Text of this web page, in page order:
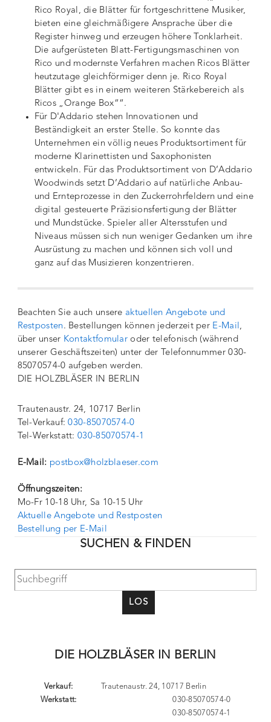
Rico Royal, die Blätter für fortgeschrittene Musiker,
bieten eine gleichmäßigere Ansprache über die
Register hinweg und erzeugen höhere Tonklarheit.
Die aufgerüsteten Blatt-Fertigungsmaschinen von
Rico und modernste Verfahren machen Ricos Blätter
heutzutage gleichförmiger denn je. Rico Royal
Blätter gibt es in einem weiteren Stärkebereich als
Ricos „Orange Box““.
Für D'Addario stehen Innovationen und
Beständigkeit an erster Stelle. So konnte das
Unternehmen ein völlig neues Produktsortiment für
moderne Klarinettisten und Saxophonisten
entwickeln. Für das Produktsortiment von D’Addario
Woodwinds setzt D’Addario auf natürliche Anbau-
und Ernteprozesse in den Zuckerrohrfeldern und eine
digital gesteuerte Präzisionsfertigung der Blätter
und Mundstücke. Spieler aller Altersstufen und
Niveaus müssen sich nun weniger Gedanken um ihre
Ausrüstung zu machen und können sich voll und
ganz auf das Musizieren konzentrieren.
Beachten Sie auch unsere aktuellen Angebote und
Restposten. Bestellungen können jederzeit per E-Mail,
über unser Kontaktfomular oder telefonisch (während
unserer Geschäftszeiten) unter der Telefonnummer 030-
85070574-0 aufgeben werden.
DIE HOLZBLÄSER IN BERLIN
Trautenaustr. 24, 10717 Berlin
Tel-Verkauf:030-85070574-0
Tel-Werkstatt:030-85070574-1
E-Mail: postbox@holzblaeser.com
Öffnungszeiten:
Mo-Fr 10-18 Uhr, Sa 10-15 Uhr
Aktuelle Angebote und Restposten
Bestellung per E-Mail
SUCHEN & FINDEN
LOS
DIE HOLZBLÄSER IN BERLIN
Trautenaustr. 24, 10717 Berlin
Verkauf:
Werkstatt:
030-85070574-0
030-85070574-1